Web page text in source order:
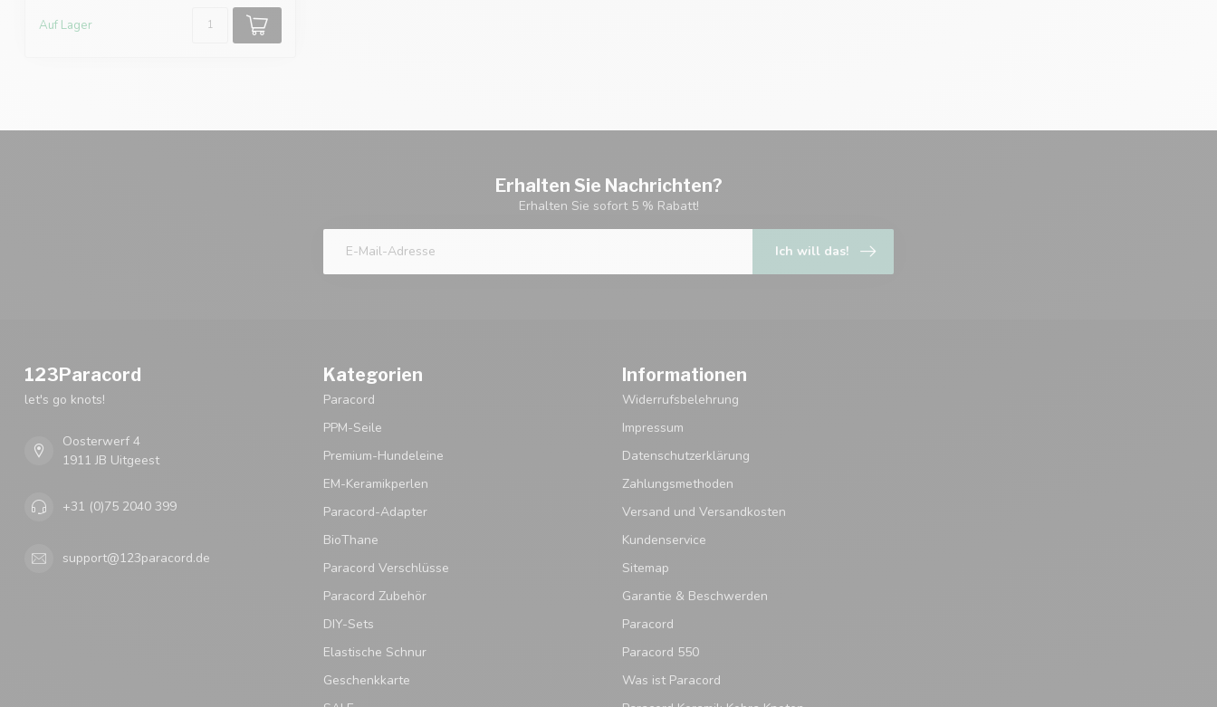
Auf Lager
Erhalten Sie Nachrichten?
Erhalten Sie sofort 5 % Rabatt!
Ich will das!
123Paracord
let's go knots!
Oosterwerf 4
1911 JB Uitgeest
+31 (0)75 2040 399
support@123paracord.de
Kategorien
Paracord
PPM-Seile
Premium-Hundeleine
EM-Keramikperlen
Paracord-Adapter
BioThane
Paracord Verschlüsse
Paracord Zubehör
DIY-Sets
Elastische Schnur
Geschenkkarte
Informationen
Widerrufsbelehrung
Impressum
Datenschutzerklärung
Zahlungsmethoden
Versand und Versandkosten
Kundenservice
Sitemap
Garantie & Beschwerden
Paracord
Paracord 550
Was ist Paracord